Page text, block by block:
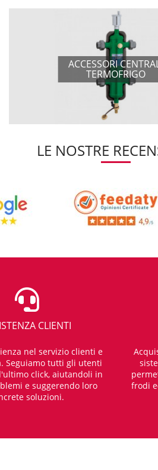
ACCESSORI
TERMOFRIGO
LE NOSTRE
CLIENTI
nel servizio clienti e
Seguiamo tutti gli utenti
click, aiutandoli in
e suggerendo loro
soluzioni.
frodi